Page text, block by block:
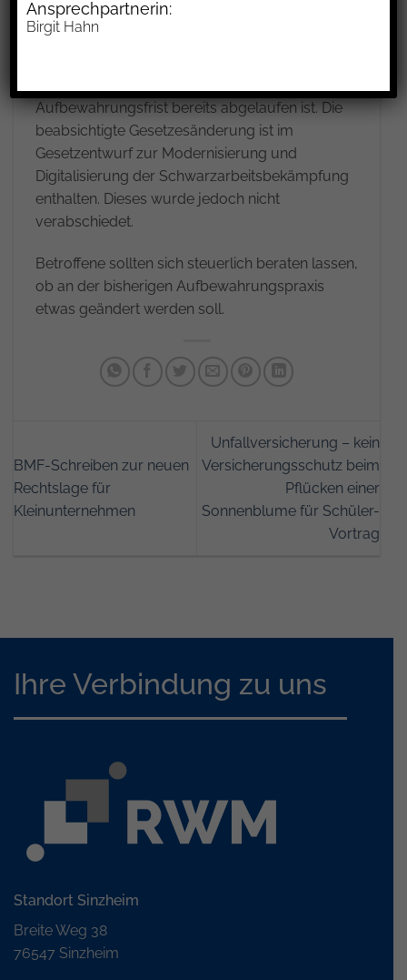
Rahmen der Schwarzarbeitsbekämpfung
zukommt. Diese Belege können daher eine
Aufbewahrungsfrist bereits abgelaufen ist. Die
beabsichtigte Gesetzesänderung ist im
Gesetzentwurf zur Modernisierung und
Digitalisierung der Schwarzarbeitsbekämpfung
enthalten. Dieses wurde jedoch nicht
verabschiedet.
Betroffene sollten sich steuerlich beraten lassen,
ob an der bisherigen Aufbewahrungspraxis
etwas geändert werden soll.
BMF-Schreiben zur neuen
Rechtslage für
Kleinunternehmen
Unfallversicherung – kein
Versicherungsschutz beim
Pflücken einer
Sonnenblume für Schüler-
Vortrag
Ihre Verbindung zu uns
Standort Sinzheim
Breite Weg 38
76547 Sinzheim
Ansprechpartnerin:
Birgit Hahn